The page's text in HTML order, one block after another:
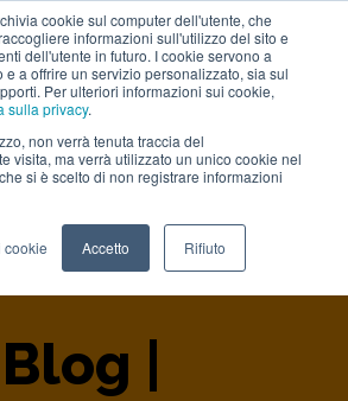
cookie sul computer dell'utente, che
informazioni sull'utilizzo del sito e
dell'utente in futuro. I cookie servono a
e a offrire un servizio personalizzato, sia sul
Per ulteriori informazioni sui cookie,
sulla privacy.
non verrà tenuta traccia del
visita, ma verrà utilizzato un unico cookie nel
si è scelto di non registrare informazioni
cookie Accetto Rifiuto
Lavora con noi
Animata
Blog |